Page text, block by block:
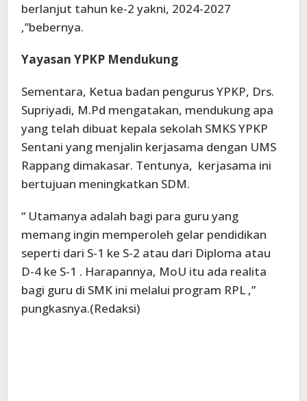
berlanjut tahun ke-2 yakni, 2024-2027
,”bebernya.
Yayasan YPKP Mendukung
Sementara, Ketua badan pengurus YPKP, Drs.
Supriyadi, M.Pd mengatakan, mendukung apa
yang telah dibuat kepala sekolah SMKS YPKP
Sentani yang menjalin kerjasama dengan UMS
Rappang dimakasar. Tentunya, kerjasama ini
bertujuan meningkatkan SDM.
“ Utamanya adalah bagi para guru yang
memang ingin memperoleh gelar pendidikan
seperti dari S-1 ke S-2 atau dari Diploma atau
D-4 ke S-1 . Harapannya, MoU itu ada realita
bagi guru di SMK ini melalui program RPL ,”
pungkasnya.(Redaksi)